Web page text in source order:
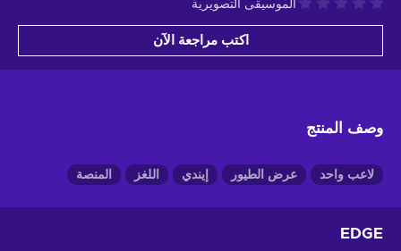
الموسيقى التصويرية
اكتب مراجعة الآن
وصف المنتج
لاعب واحد عرض الطيور إيندي اللغز المنصة
EDGE